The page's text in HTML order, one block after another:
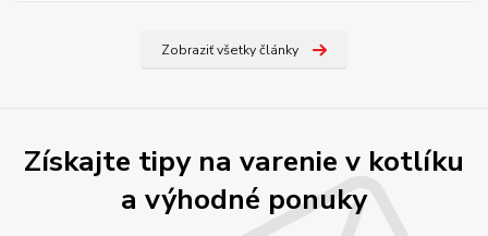
Zobraziť všetky články
Získajte tipy na varenie v kotlíku
a výhodné ponuky